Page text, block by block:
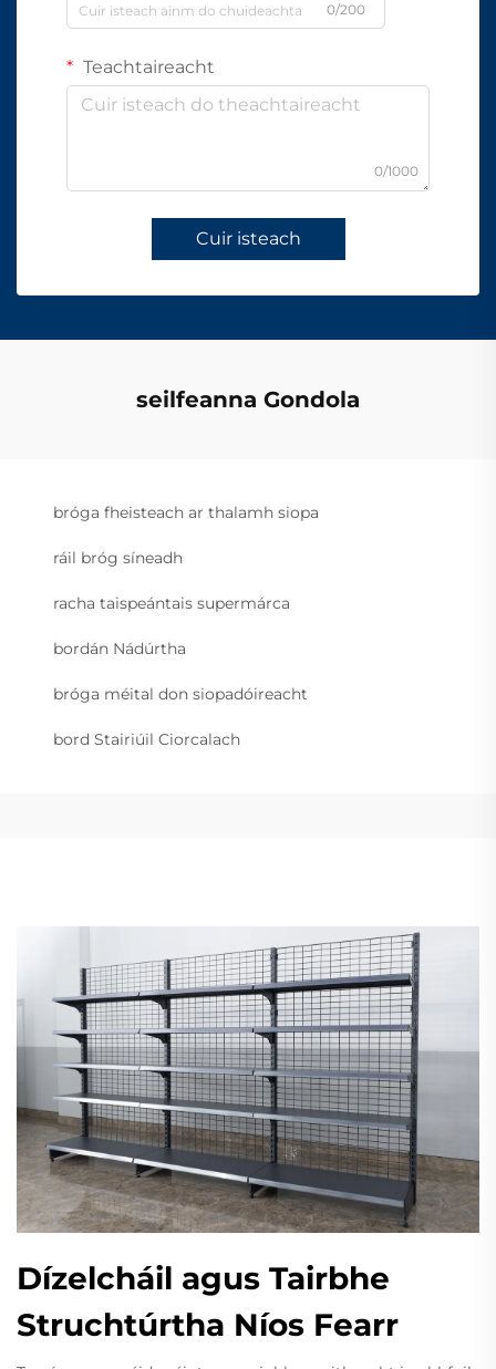
0/200
Teachtaireacht
0/1000
Cuir isteach
seilfeanna Gondola
bróga fheisteach ar thalamh siopa
ráil bróg síneadh
racha taispeántais supermárca
bordán Nádúrtha
bróga méital don siopadóireacht
bord Stairiúil Ciorcalach
Dízelcháil agus Tairbhe
Struchtúrtha Níos Fearr